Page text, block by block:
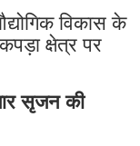
विकास के
क्षेत्र पर
सृजन की